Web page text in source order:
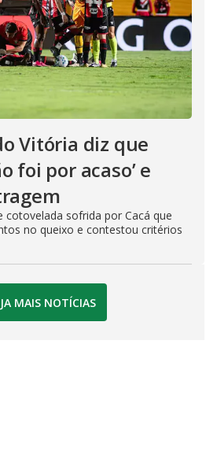
Vitória diz que
foi por acaso’ e
cotovelada sofrida por Cacá que
no queixo e contestou critérios
MAIS NOTÍCIAS